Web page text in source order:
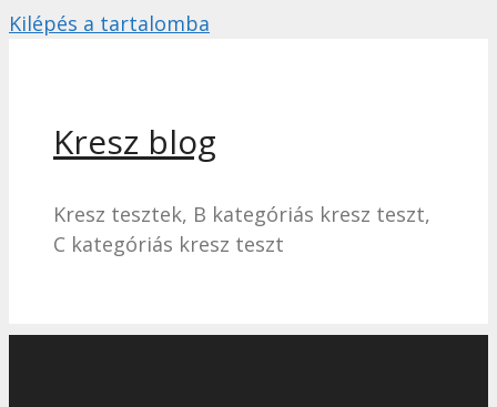
Kilépés a tartalomba
Kresz blog
Kresz tesztek, B kategóriás kresz teszt,
C kategóriás kresz teszt